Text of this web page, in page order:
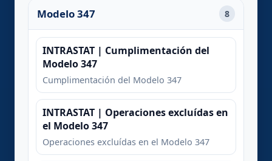
Modelo 347 8
INTRASTAT | Cumplimentación del
Modelo 347
Cumplimentación del Modelo 347
INTRASTAT | Operaciones excluídas en
el Modelo 347
Operaciones excluídas en el Modelo 347